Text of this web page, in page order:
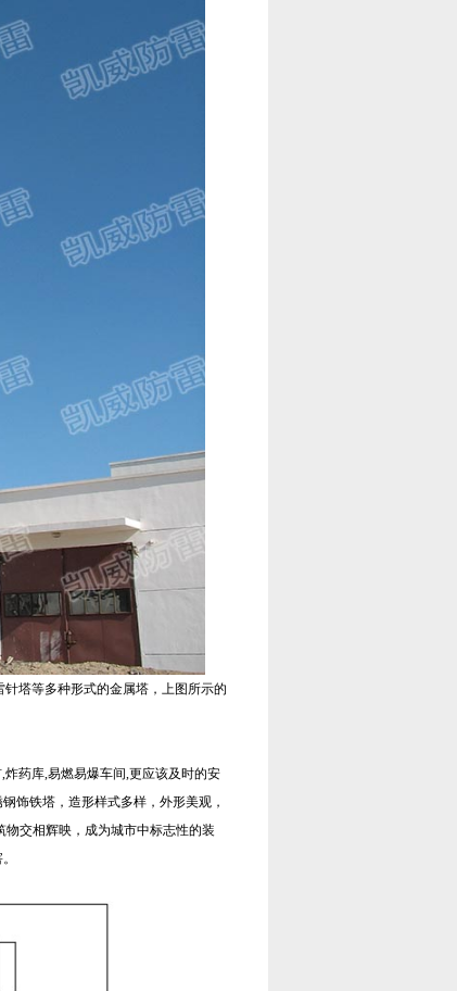
塔等多种形式的金属塔，上图所示的
药库,易燃易爆车间,更应该及时的安
饰铁塔，造形样式多样，外形美观，
交相辉映，成为城市中标志性的装